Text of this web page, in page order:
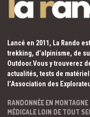
Lancé en 2011, La Rando
trekking, d’alpinisme, de
Outdoor.Vous y trouverez
actualités, tests de
l’Association des
RANDONNÉE EN MONTAGNE
MÉDICALE LOIN DE TOUT